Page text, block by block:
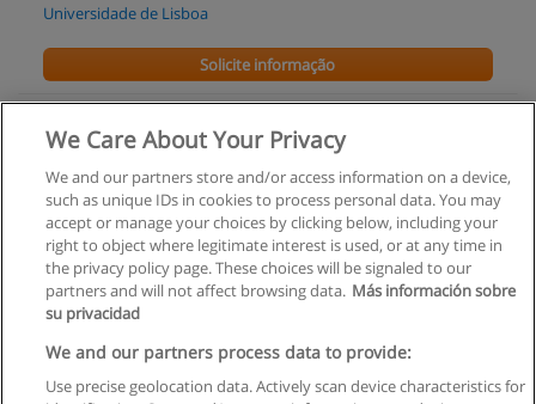
Universidade de Lisboa
Solicite informação
ULisboa)
Universidade de Lisboa
Solicite informação
Regras de uso
We Care About Your Privacy
We and our partners store and/or access information on a device,
such as unique IDs in cookies to process personal data. You may
accept or manage your choices by clicking below, including your
right to object where legitimate interest is used, or at any time in
the privacy policy page. These choices will be signaled to our
partners and will not affect browsing data. Más información sobre
su privacidad
We and our partners process data to provide:
Use precise geolocation data. Actively scan device characteristics for